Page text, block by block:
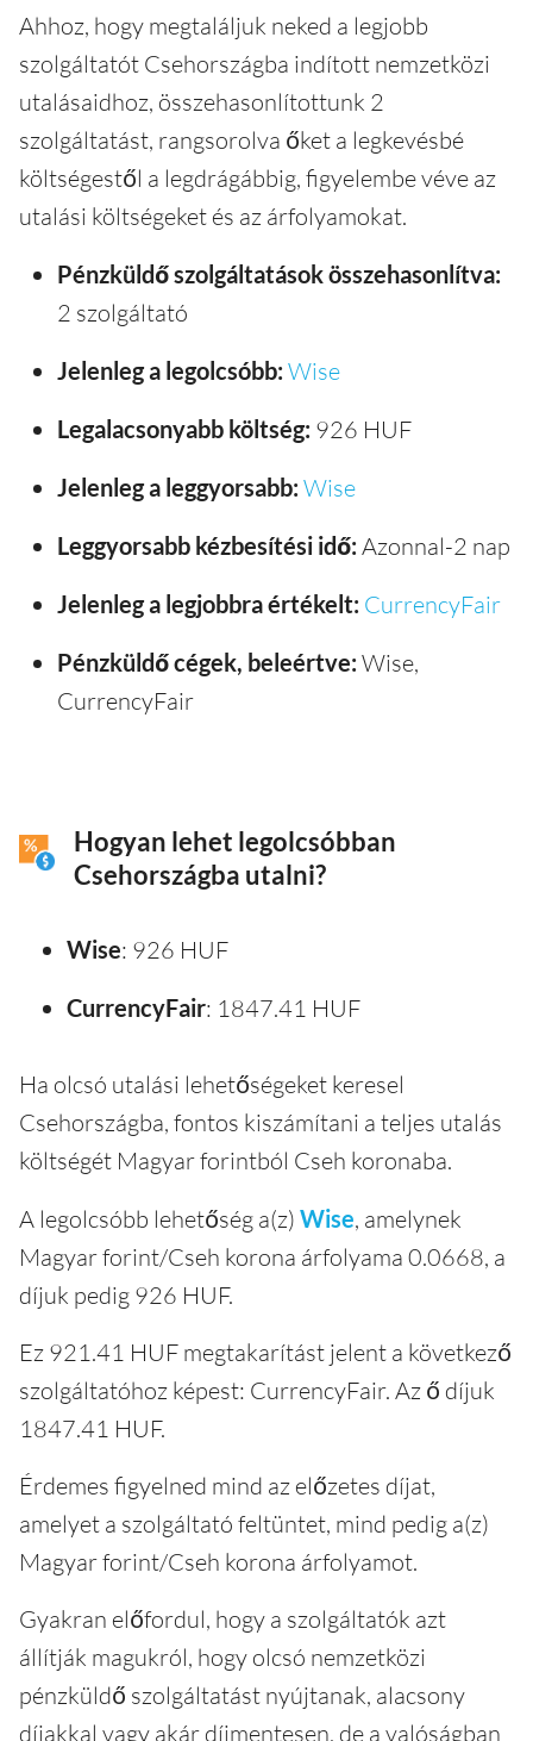
Ahhoz, hogy megtaláljuk neked a legjobb
szolgáltatót Csehországba indított nemzetközi
utalásaidhoz, összehasonlítottunk 2
szolgáltatást, rangsorolva őket a legkevésbé
költségestől a legdrágábbig, figyelembe véve az
utalási költségeket és az árfolyamokat.
Pénzküldő szolgáltatások összehasonlítva:
2 szolgáltató
Jelenleg a legolcsóbb: Wise
Legalacsonyabb költség: 926 HUF
Jelenleg a leggyorsabb: Wise
Leggyorsabb kézbesítési idő: Azonnal-2 nap
Jelenleg a legjobbra értékelt: CurrencyFair
Pénzküldő cégek, beleértve: Wise,
CurrencyFair
Hogyan lehet legolcsóbban
Csehországba utalni?
Wise: 926 HUF
CurrencyFair: 1847.41 HUF
Ha olcsó utalási lehetőségeket keresel
Csehországba, fontos kiszámítani a teljes utalás
költségét Magyar forintból Cseh koronaba.
A legolcsóbb lehetőség a(z) Wise, amelynek
Magyar forint/Cseh korona árfolyama 0.0668, a
díjuk pedig 926 HUF.
Ez 921.41 HUF megtakarítást jelent a következő
szolgáltatóhoz képest: CurrencyFair. Az ő díjuk
1847.41 HUF.
Érdemes figyelned mind az előzetes díjat,
amelyet a szolgáltató feltüntet, mind pedig a(z)
Magyar forint/Cseh korona árfolyamot.
Gyakran előfordul, hogy a szolgáltatók azt
állítják magukról, hogy olcsó nemzetközi
pénzküldő szolgáltatást nyújtanak, alacsony
díjakkal vagy akár díjmentesen, de a valóságban